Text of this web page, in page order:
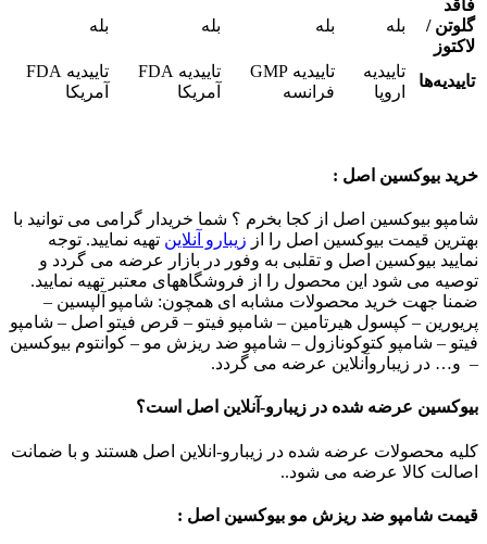
فاقد
گلوتن /
لاکتوز
بله بله بله بله
تاییدیه‌ها
تاییدیه
اروپا
تاییدیه GMP
فرانسه
تاییدیه FDA
آمریکا
تاییدیه FDA
آمریکا
خرید بیوکسین اصل :
شامپو بیوکسین اصل از کجا بخرم ؟ شما خریدار گرامی می توانید با
بهترین قیمت بیوکسین اصل را از زیبارو آنلاین تهیه نمایید. توجه
نمایید بیوکسین اصل و تقلبی به وفور در بازار عرضه می گردد و
توصیه می شود این محصول را از فروشگاههای معتبر تهیه نمایید.
ضمنا جهت خرید محصولات مشابه ای همچون: شامپو آلپسین –
پریورین – کپسول هیرتامین – شامپو فیتو – قرص فیتو اصل – شامپو
فیتو – شامپو کتوکونازول – شامپو ضد ریزش مو – کوانتوم بیوکسین
– و… در زیباروآنلاین عرضه می گردد.
بیوکسین عرضه شده در زیبارو-آنلاین اصل است؟
کلیه محصولات عرضه شده در زیبارو-انلاین اصل هستند و با ضمانت
اصالت کالا عرضه می شود..
قیمت شامپو ضد ریزش مو بیوکسین اصل :